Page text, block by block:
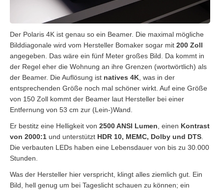
Der Polaris 4K ist genau so ein Beamer. Die maximal mögliche
Bilddiagonale wird vom Hersteller Bomaker sogar mit 200 Zoll
angegeben. Das wäre ein fünf Meter großes Bild. Da kommt in
der Regel eher die Wohnung an ihre Grenzen (wortwörtlich) als
der Beamer. Die Auflösung ist natives 4K , was in der
entsprechenden Größe noch mal schöner wirkt. Auf eine Größe
von 150 Zoll kommt der Beamer laut Hersteller bei einer
Entfernung von 53 cm zur (Lein-)Wand.
Er bestitz eine Helligkeit von 2500 ANSI Lumen , einen Kontrast
von 2000:1 und unterstützt HDR 10, MEMC, Dolby und DTS
Die verbauten LEDs haben eine Lebensdauer von bis zu 30.000
Stunden.
Was der Hersteller hier verspricht, klingt alles ziemlich gut. Ein
Bild, hell genug um bei Tageslicht schauen zu können; ein